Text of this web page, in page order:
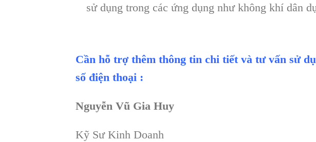
sử dụng trong các ứng dụng như không khí dân
Cần hỗ trợ thêm thông tin chi tiết và tư vấn sử
số điện thoại :
Nguyễn Vũ Gia Huy
Kỹ Sư Kinh Doanh